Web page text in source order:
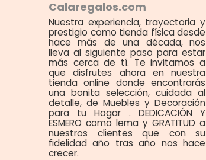
Calaregalos.com
Nuestra experiencia, trayectoria y
prestigio como tienda física desde
hace más de una década, nos
lleva al siguiente paso para estar
más cerca de tí. Te invitamos a
que disfrutes ahora en nuestra
tienda online donde encontrarás
una bonita selección, cuidada al
detalle, de Muebles y Decoración
para tu Hogar . DEDICACIÓN Y
ESMERO como lema y GRATITUD a
nuestros clientes que con su
fidelidad año tras año nos hace
crecer.